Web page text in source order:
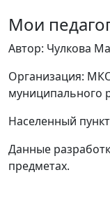
Мои
Автор: Чулкова
Организация:
муниципального
Населенный
Данные
предметах.